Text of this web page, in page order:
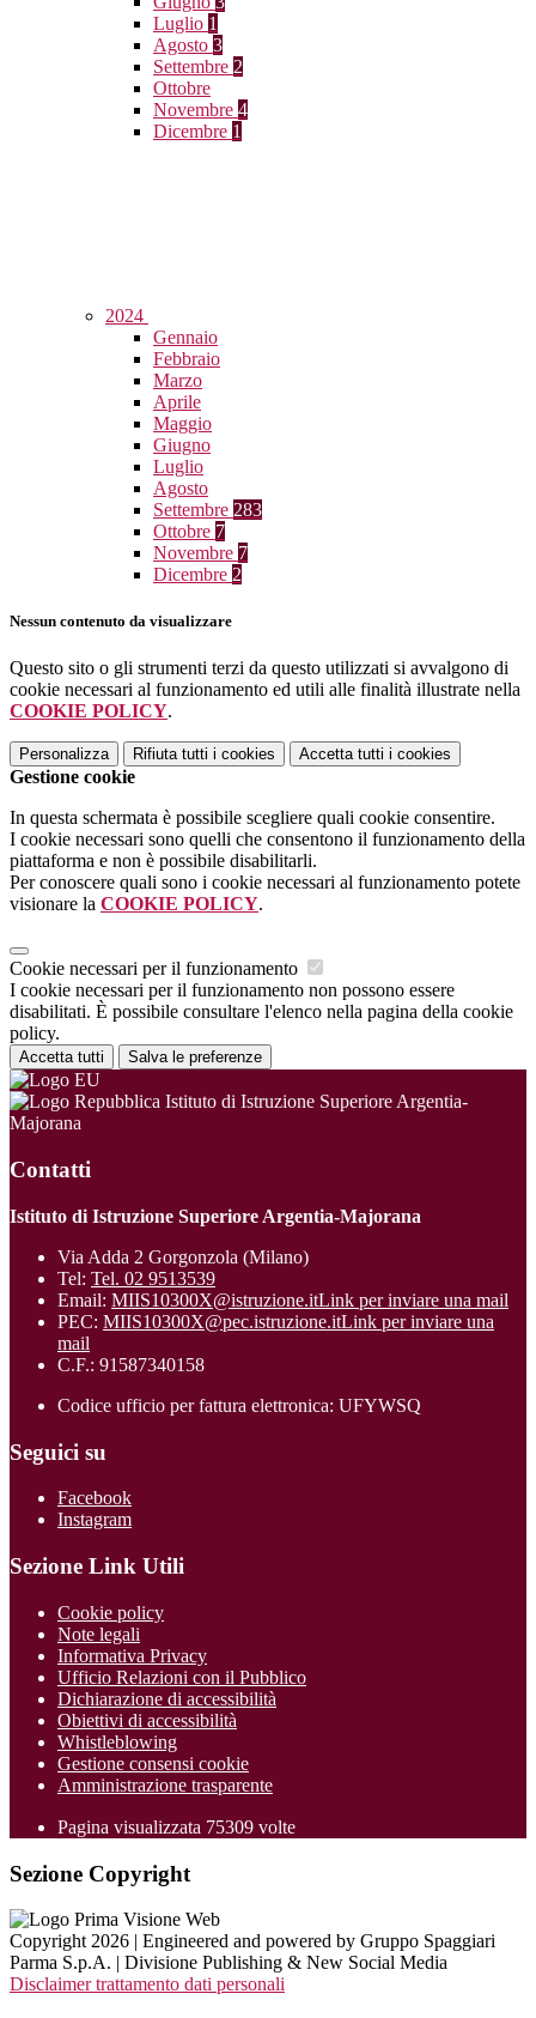
Luglio 1
Agosto 3
Settembre 2
Ottobre
Novembre 4
Dicembre 1
2024
Gennaio
Febbraio
Marzo
Aprile
Maggio
Giugno
Luglio
Agosto
Settembre 283
Ottobre 7
Novembre 7
Dicembre 2
Nessun contenuto da visualizzare
Questo sito o gli strumenti terzi da questo utilizzati si avvalgono di
cookie necessari al funzionamento ed utili alle finalità illustrate nella
COOKIE POLICY.
Personalizza Rifiuta tutti i cookies Accetta tutti i cookies
Gestione cookie
In questa schermata è possibile scegliere quali cookie consentire.
I cookie necessari sono quelli che consentono il funzionamento della
piattaforma e non è possibile disabilitarli.
Per conoscere quali sono i cookie necessari al funzionamento potete
visionare la COOKIE POLICY.
Cookie necessari per il funzionamento
I cookie necessari per il funzionamento non possono essere
disabilitati. È possibile consultare l'elenco nella pagina della cookie
policy.
Accetta tutti Salva le preferenze
Istituto di Istruzione Superiore Argentia-
Majorana
Contatti
Istituto di Istruzione Superiore Argentia-Majorana
Via Adda 2 Gorgonzola (Milano)
Tel: Tel. 02 9513539
Email: MIIS10300X@istruzione.itLink per inviare una mail
PEC: MIIS10300X@pec.istruzione.itLink per inviare una
mail
C.F.: 91587340158
Codice ufficio per fattura elettronica: UFYWSQ
Seguici su
Facebook
Instagram
Sezione Link Utili
Cookie policy
Note legali
Informativa Privacy
Ufficio Relazioni con il Pubblico
Dichiarazione di accessibilità
Obiettivi di accessibilità
Whistleblowing
Gestione consensi cookie
Amministrazione trasparente
Pagina visualizzata 75309 volte
Sezione Copyright
Copyright 2026 | Engineered and powered by Gruppo Spaggiari
Parma S.p.A. | Divisione Publishing & New Social Media
Disclaimer trattamento dati personali